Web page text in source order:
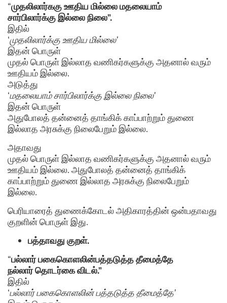
“முதலிலார்ககு ஊதிய மில்லை மதலையாம்
சார்பிலார்க்கு இல்லை நிலை”.
இதில்
‘முதலிலார்க்கு ஊதிய மில்லை’
இதன் பொருள்
முதல் பொருள் இல்லாத வணிகர்களுக்கு அதனால் வரும்
ஊதியம் இல்லை.
அடுத்து
‘மதலையாம் சார்பிலார்க்கு இல்லை நிலை’
இதன் பொருள்
அதுபோலத் தன்னைத் தாங்கிக் காப்பாற்றும் துணை
இல்லாத அரசுக்கு நிலைபேறும் இல்லை.
அதாவது
முதல் பொருள் இல்லாத வணிகர்களுக்கு அதனால் வரும்
ஊதியம் இல்லை. அதுபோலத் தன்னைத் தாங்கிக்
காப்பாற்றும் துணை இல்லாத அரசுக்கு நிலைபேறும்
இல்லை.
பெரியாரைத் துணைக்கோடல் அதிகாரத்தின் ஒன்பதாவது
குறளின் பொருள் இது.
பத்தாவது குறள்.
“பல்லார் பகைகொளலின்பத்தடுத்த தீமைத்தே
நல்லார் தொடர்கை விடல்.”
இதில்
‘பல்லார் பகைகொளலின் பத்தடுத்த தீமைத்தே’